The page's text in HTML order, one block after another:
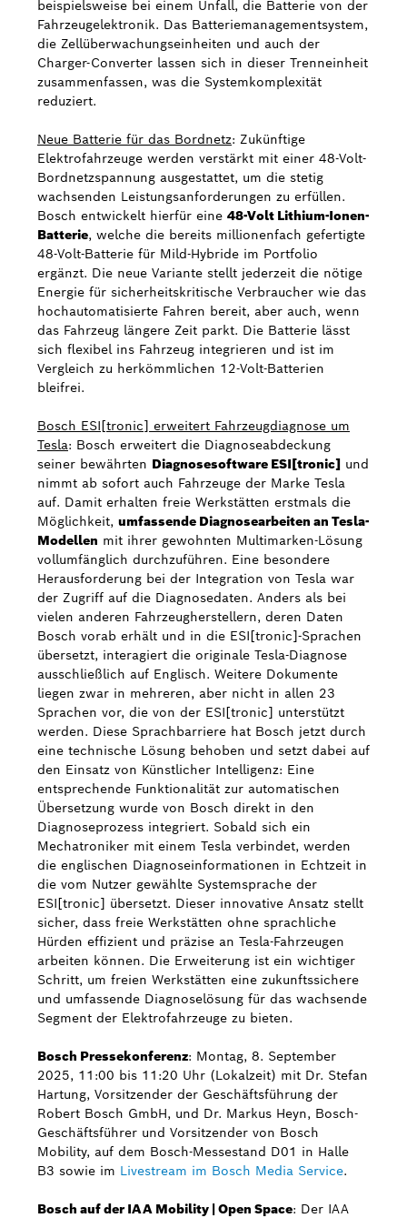
beispielsweise bei einem Unfall, die Batterie von der
Fahrzeugelektronik. Das Batteriemanagementsystem,
die Zellüberwachungseinheiten und auch der
Charger-Converter lassen sich in dieser Trenneinheit
zusammenfassen, was die Systemkomplexität
reduziert.
Neue Batterie für das Bordnetz: Zukünftige
Elektrofahrzeuge werden verstärkt mit einer 48-Volt-
Bordnetzspannung ausgestattet, um die stetig
wachsenden Leistungsanforderungen zu erfüllen.
Bosch entwickelt hierfür eine 48-Volt Lithium-Ionen-
Batterie, welche die bereits millionenfach gefertigte
48-Volt-Batterie für Mild-Hybride im Portfolio
ergänzt. Die neue Variante stellt jederzeit die nötige
Energie für sicherheitskritische Verbraucher wie das
hochautomatisierte Fahren bereit, aber auch, wenn
das Fahrzeug längere Zeit parkt. Die Batterie lässt
sich flexibel ins Fahrzeug integrieren und ist im
Vergleich zu herkömmlichen 12-Volt-Batterien
bleifrei.
Bosch ESI[tronic] erweitert Fahrzeugdiagnose um
Tesla: Bosch erweitert die Diagnoseabdeckung
seiner bewährten Diagnosesoftware ESI[tronic] und
nimmt ab sofort auch Fahrzeuge der Marke Tesla
auf. Damit erhalten freie Werkstätten erstmals die
Möglichkeit, umfassende Diagnosearbeiten an Tesla-
Modellen mit ihrer gewohnten Multimarken-Lösung
vollumfänglich durchzuführen. Eine besondere
Herausforderung bei der Integration von Tesla war
der Zugriff auf die Diagnosedaten. Anders als bei
vielen anderen Fahrzeugherstellern, deren Daten
Bosch vorab erhält und in die ESI[tronic]-Sprachen
übersetzt, interagiert die originale Tesla-Diagnose
ausschließlich auf Englisch. Weitere Dokumente
liegen zwar in mehreren, aber nicht in allen 23
Sprachen vor, die von der ESI[tronic] unterstützt
werden. Diese Sprachbarriere hat Bosch jetzt durch
eine technische Lösung behoben und setzt dabei auf
den Einsatz von Künstlicher Intelligenz: Eine
entsprechende Funktionalität zur automatischen
Übersetzung wurde von Bosch direkt in den
Diagnoseprozess integriert. Sobald sich ein
Mechatroniker mit einem Tesla verbindet, werden
die englischen Diagnoseinformationen in Echtzeit in
die vom Nutzer gewählte Systemsprache der
ESI[tronic] übersetzt. Dieser innovative Ansatz stellt
sicher, dass freie Werkstätten ohne sprachliche
Hürden effizient und präzise an Tesla-Fahrzeugen
arbeiten können. Die Erweiterung ist ein wichtiger
Schritt, um freien Werkstätten eine zukunftssichere
und umfassende Diagnoselösung für das wachsende
Segment der Elektrofahrzeuge zu bieten.
Bosch Pressekonferenz: Montag, 8. September
2025, 11:00 bis 11:20 Uhr (Lokalzeit) mit Dr. Stefan
Hartung, Vorsitzender der Geschäftsführung der
Robert Bosch GmbH, und Dr. Markus Heyn, Bosch-
Geschäftsführer und Vorsitzender von Bosch
Mobility, auf dem Bosch-Messestand D01 in Halle
B3 sowie im Livestream im Bosch Media Service.
Bosch auf der IAA Mobility | Open Space: Der IAA